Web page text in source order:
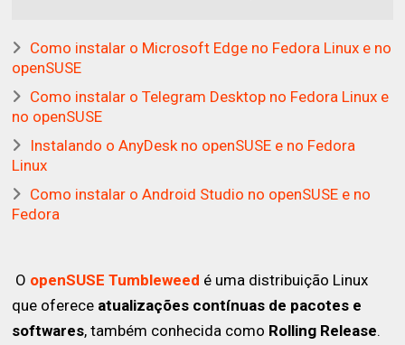
Como instalar o Microsoft Edge no Fedora Linux e no
openSUSE
Como instalar o Telegram Desktop no Fedora Linux e
no openSUSE
Instalando o AnyDesk no openSUSE e no Fedora
Linux
Como instalar o Android Studio no openSUSE e no
Fedora
O openSUSE Tumbleweed é uma distribuição Linux
que oferece atualizações contínuas de pacotes e
softwares, também conhecida como Rolling Release.